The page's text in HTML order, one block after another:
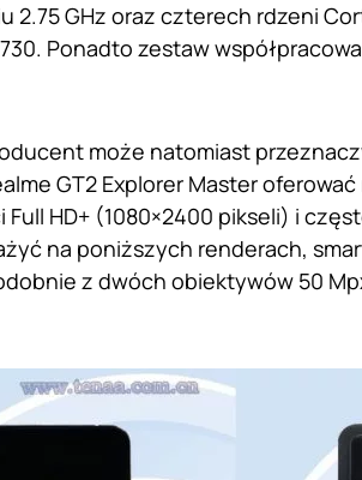
2.75 GHz oraz czterech rdzeni
Ponadto zestaw
może natomiast
GT2 Explorer Master
Full HD+ (1080×2400 pikseli) i
na poniższych renderach,
z dwóch obiektywów 50